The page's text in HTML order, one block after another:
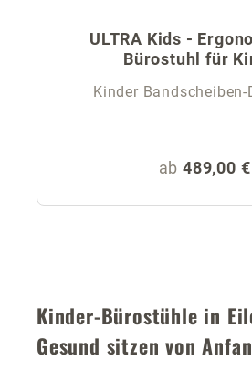
ULTRA Kids -
Bürostuhl für
Kinder Bandscheiben-
Regulärer
ab 489,00 €
Kinder-Bürostühle in
Gesund sitzen von